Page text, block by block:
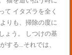
て イタズラを全く
りも、掃除の度に
ょう。 しつけの基
する…それでは、